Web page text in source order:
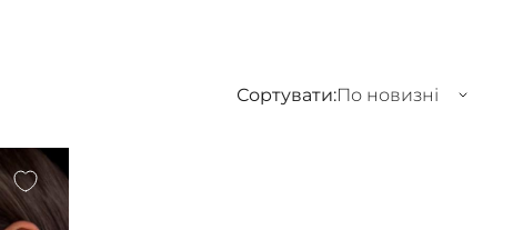
Сортувати:По новизні